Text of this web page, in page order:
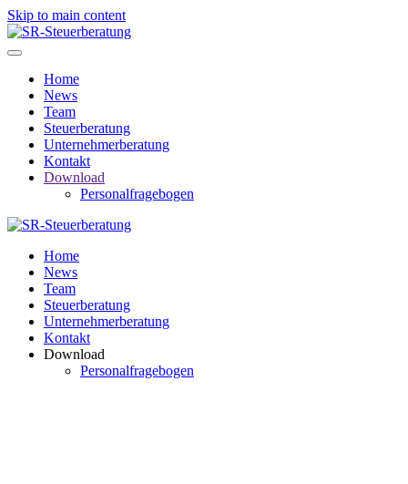
Skip to main content
Home
News
Team
Steuerberatung
Unternehmerberatung
Kontakt
Download
Personalfragebogen
Home
News
Team
Steuerberatung
Unternehmerberatung
Kontakt
Download
Personalfragebogen